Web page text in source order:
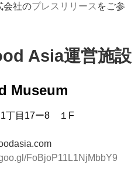
会社のプレスリリース をご参
Asia運営施設
Museum
1丁目17ー8
１F
FoBjoP11L1NjMbbY9